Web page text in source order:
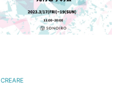
CREARE